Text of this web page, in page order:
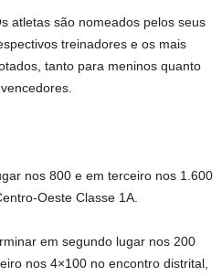
atletas são nomeados pelos seus
treinadores e os mais
tanto para meninos quanto
nos 800 e em terceiro nos 1.600
Oeste Classe 1A.
em segundo lugar nos 200
nos 4×100 no encontro distrital,